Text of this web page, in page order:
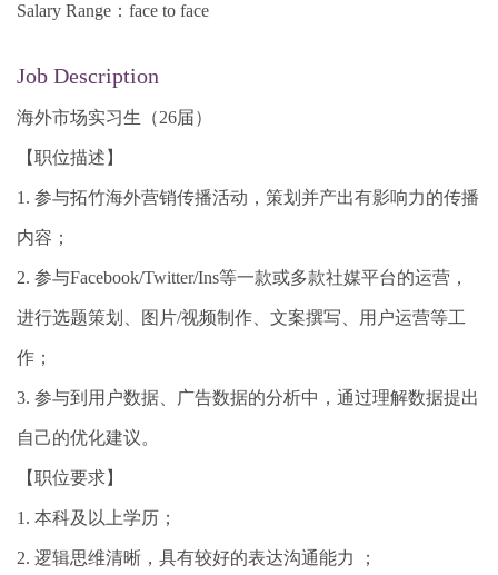
Salary Range：face to face
Job Description
海外市场实习生（26届）
【职位描述】
1. 参与拓竹海外营销传播活动，策划并产出有影响力的传播
内容；
2. 参与Facebook/Twitter/Ins等一款或多款社媒平台的运营，
进行选题策划、图片/视频制作、文案撰写、用户运营等工
作；
3. 参与到用户数据、广告数据的分析中，通过理解数据提出
自己的优化建议。
【职位要求】
1. 本科及以上学历；
2. 逻辑思维清晰，具有较好的表达沟通能力 ；